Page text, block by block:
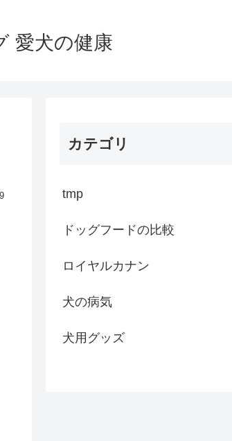
愛犬の健康
カテゴリ
tmp
ドッグフードの比較
ロイヤルカナン
犬の病気
犬用グッズ